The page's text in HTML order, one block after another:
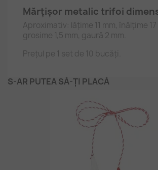
Mărțișor metalic trifoi
Aproximativ: lățime 11 mm, înălțime 17
grosime 1,5 mm, gaură 2 mm.
Prețul pe 1 set de 10 bucăți.
S-AR PUTEA SĂ-ȚI PLACĂ